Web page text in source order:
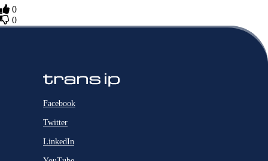
0
0
Facebook
Twitter
LinkedIn